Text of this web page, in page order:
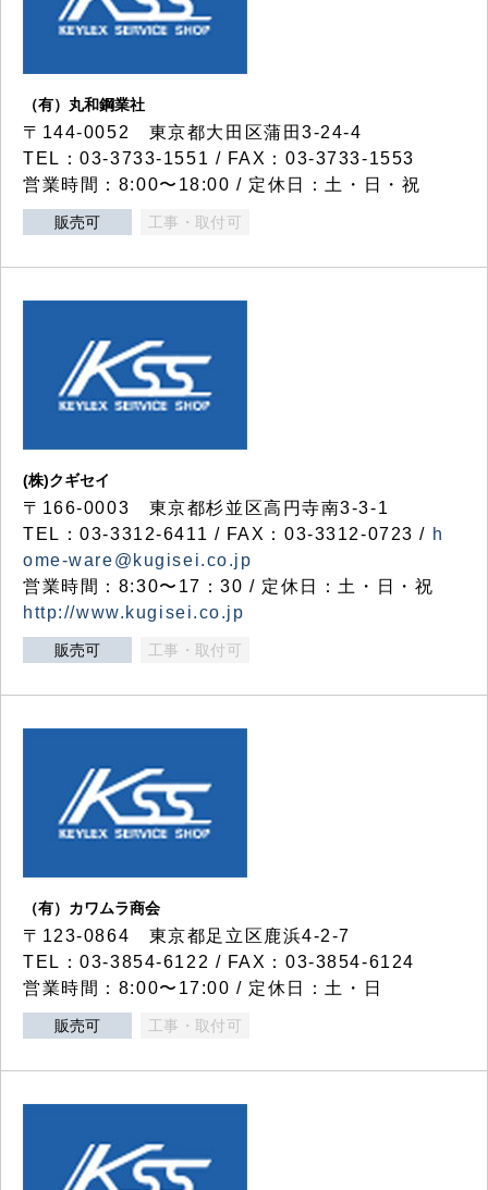
（有）丸和鋼業社
〒144-0052 東京都大田区蒲田3-24-4
TEL：03-3733-1551 / FAX：03-3733-1553
営業時間：8:00〜18:00 / 定休日：土・日・祝
販売可 工事・取付可
(株)クギセイ
〒166-0003 東京都杉並区高円寺南3-3-1
TEL：03-3312-6411 / FAX：03-3312-0723 / h
ome-ware@kugisei.co.jp
営業時間：8:30〜17：30 / 定休日：土・日・祝
http://www.kugisei.co.jp
販売可 工事・取付可
（有）カワムラ商会
〒123-0864 東京都足立区鹿浜4-2-7
TEL：03-3854-6122 / FAX：03-3854-6124
営業時間：8:00〜17:00 / 定休日：土・日
販売可 工事・取付可